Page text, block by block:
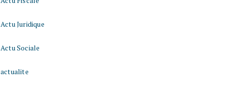
Actu Juridique
Actu Sociale
actualite